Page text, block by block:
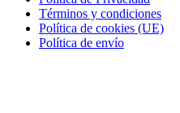
Términos y condiciones
Política de cookies (UE)
Política de envío